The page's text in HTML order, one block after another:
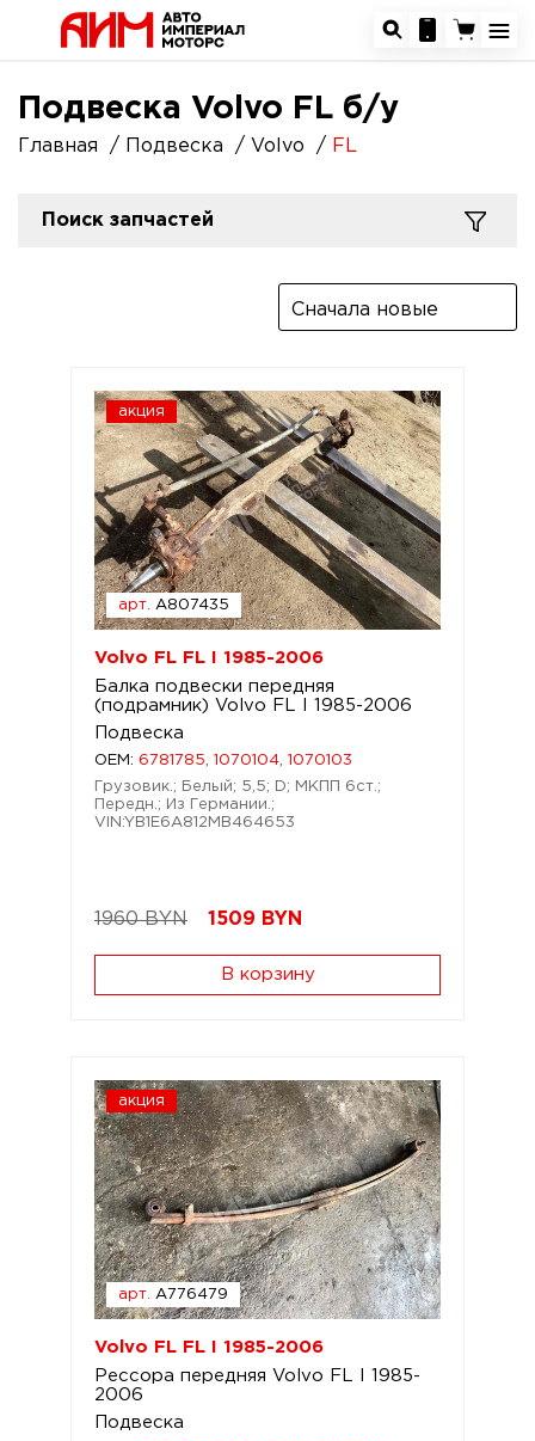
Подвеска Volvo FL б/у
Главная Подвеска Volvo FL
Поиск запчастей
Сначала новые
акция
арт. A807435
Volvo FL FL I 1985-2006
Балка подвески передняя
(подрамник) Volvo FL I 1985-2006
Подвеска
OEM: 6781785, 1070104, 1070103
Грузовик.; Белый; 5,5; D; МКПП 6ст.;
Передн.; Из Германии.;
VIN:YB1E6A812MB464653
1960 BYN 1509 BYN
В корзину
акция
арт. A776479
Volvo FL FL I 1985-2006
Рессора передняя Volvo FL I 1985-
2006
Подвеска